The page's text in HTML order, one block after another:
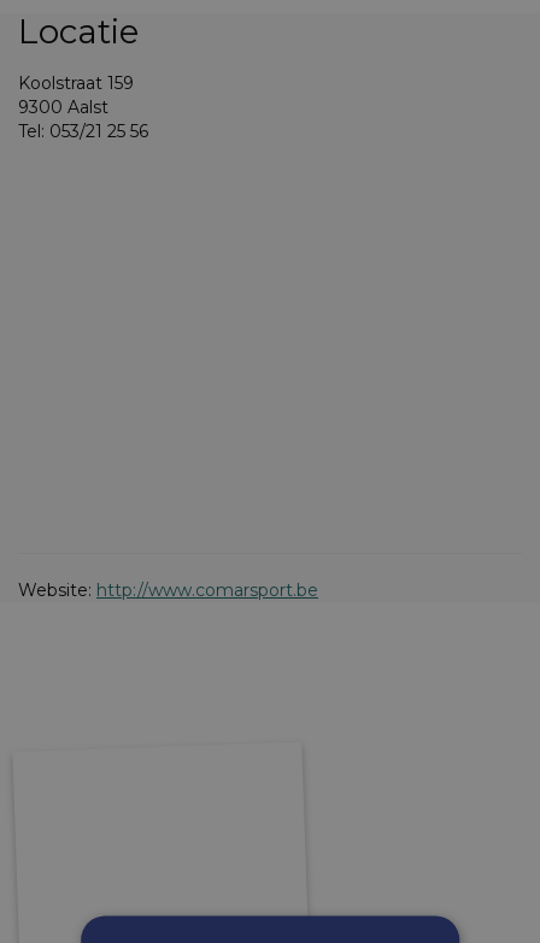
Locatie
Koolstraat 159
9300 Aalst
Tel: 053/21 25 56
Website: http://www.comarsport.be